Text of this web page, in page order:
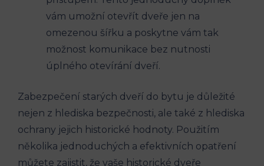
vám umožní otevřít dveře jen na
omezenou šířku a poskytne vám tak
možnost komunikace bez nutnosti
úplného otevírání dveří.
Zabezpečení starých dveří do bytu je důležité
nejen z hlediska bezpečnosti, ale také z hlediska
ochrany jejich historické hodnoty. Použitím
několika jednoduchých a efektivních opatření
můžete zajistit, že vaše historické dveře